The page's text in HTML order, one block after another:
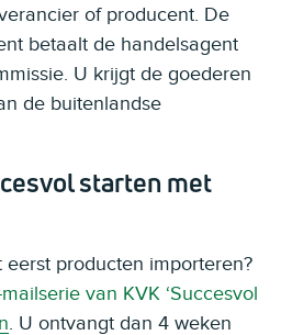
of producent. De
betaalt de handelsagent
U krijgt de goederen
de buitenlandse
starten met
producten importeren?
van KVK ‘Succesvol
. U ontvangt dan 4 weken